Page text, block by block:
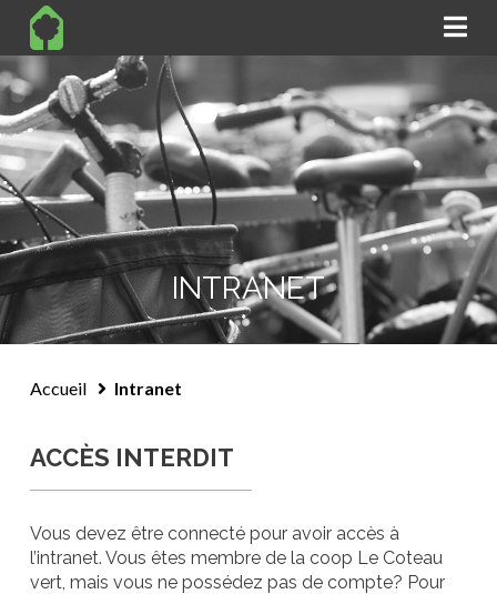
INTRANET
Intranet
ACCÈS INTERDIT
Vous devez être connecté pour avoir accès à
l’intranet. Vous êtes membre de la coop Le Coteau
vert, mais vous ne possédez pas de compte? Pour